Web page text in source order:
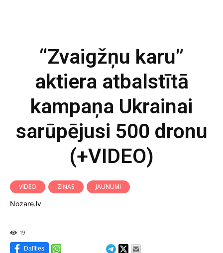
“Zvaigžņu karu”
aktiera atbalstītā
kampaņa Ukrainai
sarūpējusi 500 dronu
(+VIDEO)
VIDEO ZIŅAS
JAUNUMI
Nozare.lv
19
Dalīties